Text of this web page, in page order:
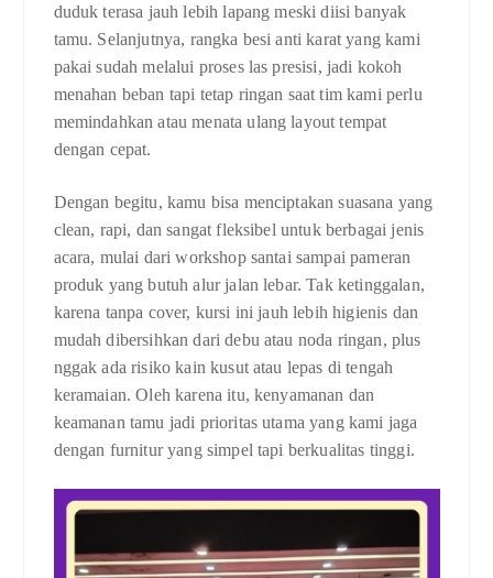
duduk terasa jauh lebih lapang meski diisi banyak
tamu. Selanjutnya, rangka besi anti karat yang kami
pakai sudah melalui proses las presisi, jadi kokoh
menahan beban tapi tetap ringan saat tim kami perlu
memindahkan atau menata ulang layout tempat
dengan cepat.
Dengan begitu, kamu bisa menciptakan suasana yang
clean, rapi, dan sangat fleksibel untuk berbagai jenis
acara, mulai dari workshop santai sampai pameran
produk yang butuh alur jalan lebar. Tak ketinggalan,
karena tanpa cover, kursi ini jauh lebih higienis dan
mudah dibersihkan dari debu atau noda ringan, plus
nggak ada risiko kain kusut atau lepas di tengah
keramaian. Oleh karena itu, kenyamanan dan
keamanan tamu jadi prioritas utama yang kami jaga
dengan furnitur yang simpel tapi berkualitas tinggi.